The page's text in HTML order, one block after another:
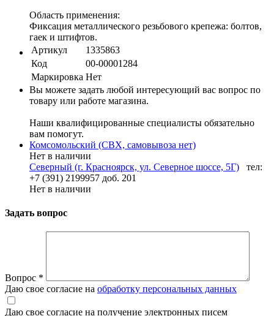
Область применения:
Фиксация металлического резьбового крепежа: болтов,
гаек и штифтов.
Артикул
1335863
Код
00-00001284
Маркировка Нет
Вы можете задать любой интересующий вас вопрос по
товару или работе магазина.
Наши квалифицированные специалисты обязательно
вам помогут.
Комсомольский (СВХ, самовывоза нет)
Нет в наличии
Северный (г. Красноярск, ул. Северное шоссе, 5Г)
тел:
+7 (391) 2199957 доб. 201
Нет в наличии
Задать вопрос
Вопрос *
Даю свое согласие на обработку персональных данных
Даю свое согласие на получение электронных писем